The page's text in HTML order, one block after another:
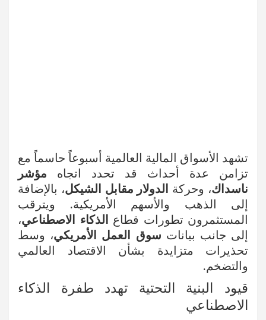
تشهد الأسواق المالية العالمية أسبوعاً حاسماً مع
تزامن عدة أحداث قد تحدد اتجاه مؤشر
ناسداك، وحركة الدولار مقابل الشيكل، بالإضافة
إلى الذهب والأسهم الأمريكية. ويترقب
المستثمرون تطورات قطاع
الذكاء الاصطناعي،
إلى جانب بيانات سوق العمل الأمريكي، وسط
تحذيرات متزايدة بشأن الاقتصاد العالمي
والتضخم.
قيود البنية التحتية تهدد طفرة الذكاء
الاصطناعي